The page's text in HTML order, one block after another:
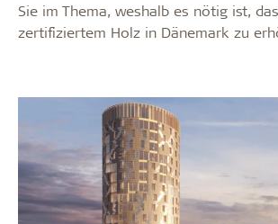
Sie im Thema, weshalb es nötig ist,
zertifiziertem Holz in Dänemark zu